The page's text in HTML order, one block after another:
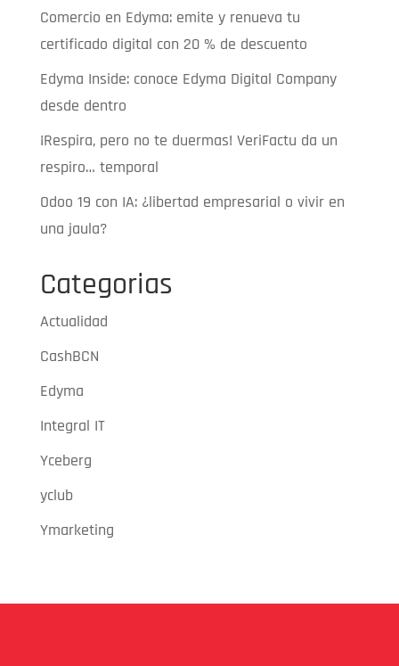
Comercio en Edyma: emite y renueva tu
certificado digital con 20 % de descuento
Edyma Inside: conoce Edyma Digital Company
desde dentro
¡Respira, pero no te duermas! VeriFactu da un
respiro… temporal
Odoo 19 con IA: ¿libertad empresarial o vivir en
una jaula?
Categorias
Actualidad
CashBCN
Edyma
Integral IT
Yceberg
yclub
Ymarketing